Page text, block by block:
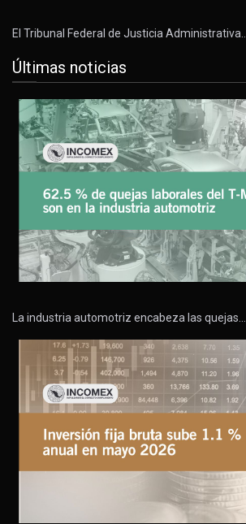
El Tribunal Federal de Justicia Administrativa…
Últimas noticias
La industria automotriz encabeza las quejas…